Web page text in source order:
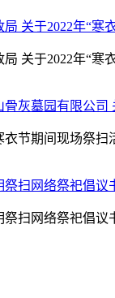
关于2022年“寒
关于2022年“寒
骨灰墓园有限公司
衣节期间现场祭扫
祭扫网络祭祀倡议
祭扫网络祭祀倡议